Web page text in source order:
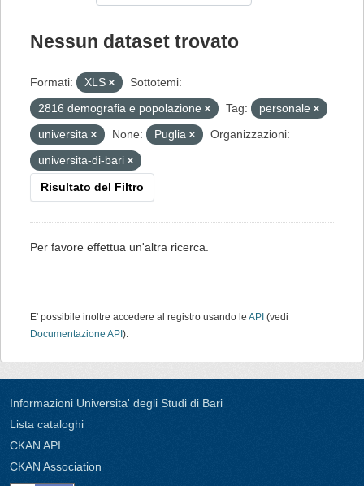
Nessun dataset trovato
Formati: XLS
Sottotemi:
2816 demografia e popolazione
Tag:
personale
universita
None: Puglia
Organizzazioni:
universita-di-bari
Risultato del Filtro
Per favore effettua un'altra ricerca.
E' possibile inoltre accedere al registro usando le API (vedi
Documentazione API ).
Informazioni Universita' degli Studi di Bari
Lista cataloghi
CKAN API
CKAN Association